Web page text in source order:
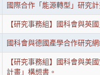
國際合作「能源轉型」研究計
【研究事務組】國科會與英
國科會與德國產學合作研究
【研究事務組】國科會與美
計畫」構想書。